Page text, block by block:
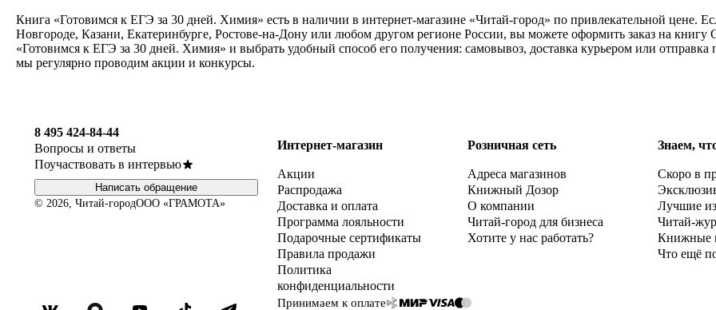
Книга «Готовимся к ЕГЭ за 30 дней. Химия» есть в наличии в интернет-магазине «Читай-город» по привлекательной цене.
Новгороде, Казани, Екатеринбурге, Ростове-на-Дону или любом другом регионе России, вы можете оформить заказ на
«Готовимся к ЕГЭ за 30 дней. Химия» и выбрать удобный способ его получения: самовывоз, доставка курьером или
мы регулярно проводим акции и конкурсы.
8 495 424-84-44
Вопросы и ответы
Поучаствовать в интервью
Написать обращение
© 2026, Читай-городООО «ГРАМОТА»
Интернет-магазин
Акции
Распродажа
Доставка и оплата
Программа лояльности
Подарочные сертификаты
Правила продажи
Политика
конфиденциальности
Розничная сеть
Адреса магазинов
Книжный Дозор
О компании
Читай-город для бизнеса
Хотите у нас работать?
Знаем,
Скоро в
Лучшие
Читай-
Книжные
Что ещё
Принимаем к оплате